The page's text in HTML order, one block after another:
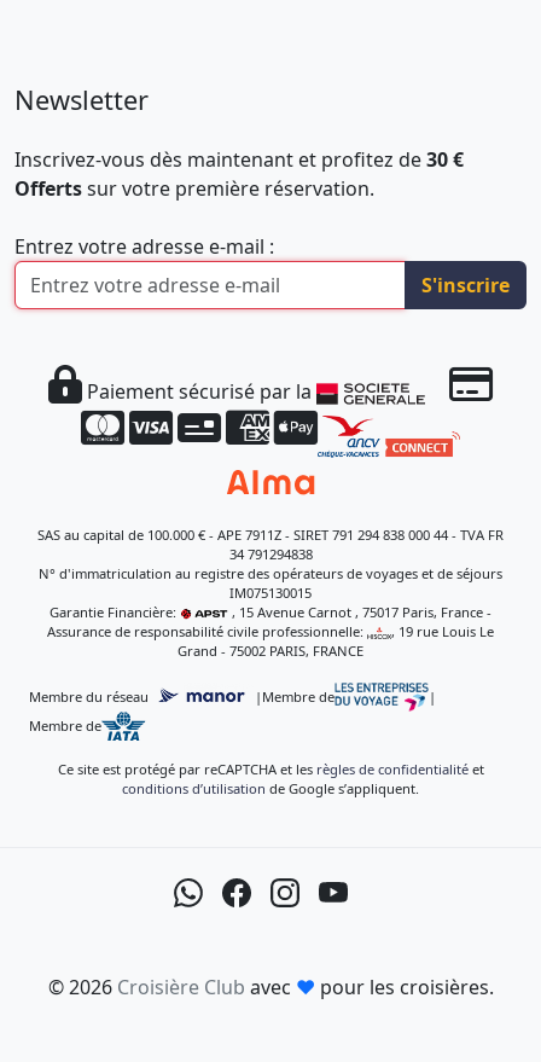
Newsletter
Inscrivez-vous dès maintenant et profitez de30 €
Offertssur votre première réservation.
Entrez votre adresse e-mail :
S'inscrire
Paiement sécurisé par la
SAS au capital de 100.000 € - APE 7911Z - SIRET 791 294 838 000 44 - TVA FR
34 791294838
N° d'immatriculation au registre des opérateurs de voyages et de séjours
IM075130015
Garantie Financière:
, 15 Avenue Carnot , 75017 Paris, France -
Assurance de responsabilité civile professionnelle:
, 19 rue Louis Le
Grand - 75002 PARIS, FRANCE
Membre du réseau | Membre de
|
Membre de
Ce site est protégé par reCAPTCHA et les règles de confidentialitéet
conditions d’utilisation de Google s’appliquent.
© 2026 Croisière Club avec ♥ pour les croisières.